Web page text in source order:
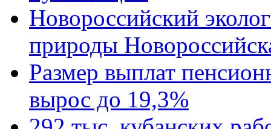
Новороссийский
природы
Размер выплат
вырос до 19,3%